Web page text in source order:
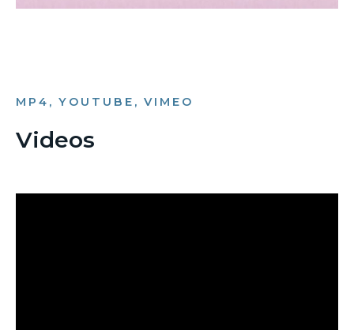
MP4, YOUTUBE, VIMEO
Videos